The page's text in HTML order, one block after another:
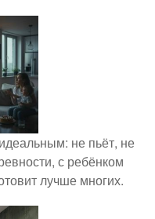
не пьёт, не
с ребёнком
лучше многих.